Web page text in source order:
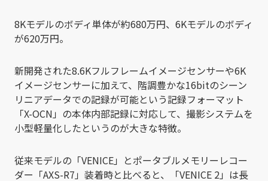
8Kモデルのボディ単体が約680万円、6Kモデルのボディ
が620万円。
新開発された8.6Kフルフレームイメージセンサーや6K
イメージセンサーに加えて、階調豊かな16bitのシーン
リニアデータでの記録が可能という記録フォーマット
「X-OCN」の本体内部記録に対応して、撮影システムを
小型軽量化したというのが大きな特徴。
従来モデルの「VENICE」とポータブルメモリーレコー
ダー「AXS-R7」装着時と比べると、「VENICE 2」は長